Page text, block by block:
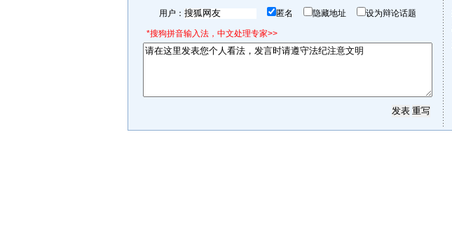
用户： 匿名 隐藏地址 设为辩论话题
*搜狗拼音输入法，中文处理专家>>